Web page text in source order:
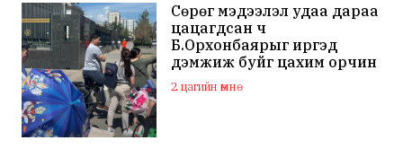
Сөрөг мэдээлэл удаа дараа
цацагдсан ч
Б.Орхонбаярыг иргэд
дэмжиж буйг цахим орчин
дахь сэтгэгдэл харууллаа
2 цагийн өмнө